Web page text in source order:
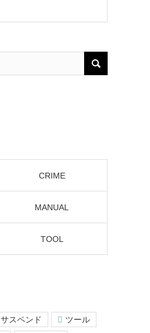
CRIME
MANUAL
TOOL
サスペンド
ツール